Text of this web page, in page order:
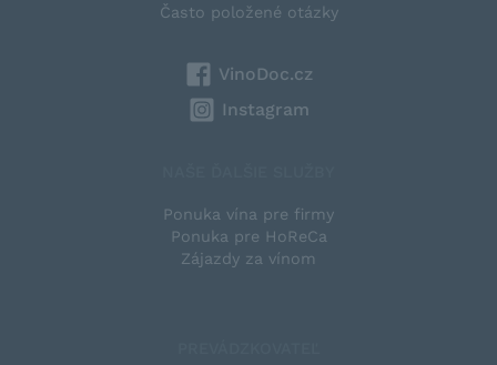
Často položené otázky
VinoDoc.cz
Instagram
Ponuka vína pre firmy
Ponuka pre HoReCa
Zájazdy za vínom